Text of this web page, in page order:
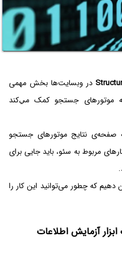
در وبسایت‌ها بخش مهمی
به موتورهای جستجو کمک مي‌کند
صفحه‌ی نتایج موتورهای جستجو
مربوط به سئو، باید جایی برای
دهیم که چطور می‌توانید این کار را
آزمایش اطلاعات